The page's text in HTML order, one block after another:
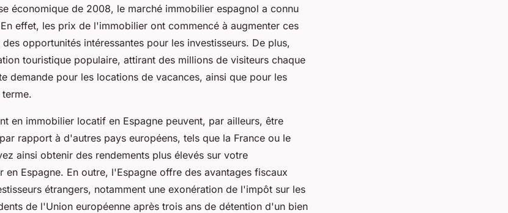
économique de 2008, le marché immobilier espagnol a connu
effet, les prix de l'immobilier ont commencé à augmenter ces
opportunités intéressantes pour les investisseurs. De plus,
touristique populaire, attirant des millions de visiteurs chaque
demande pour les locations de vacances, ainsi que pour les
en immobilier locatif en Espagne peuvent, par ailleurs, être
rapport à d'autres pays européens, tels que la France ou le
ainsi obtenir des rendements plus élevés sur votre
en Espagne. En outre, l'Espagne offre des avantages fiscaux
étrangers, notamment une exonération de l'impôt sur les
de l'Union européenne après trois ans de détention d'un bien